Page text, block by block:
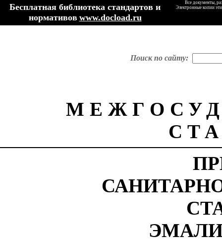
Бесплатная библиотека стандартов и
нормативов www.docload.ru
Все документы,
Электронные копии
Поиск по сайту: